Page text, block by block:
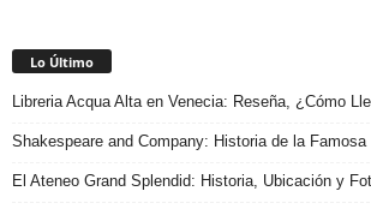
Lo Último
Libreria Acqua Alta en Venecia: Reseña, ¿Cómo
Shakespeare and Company: Historia de la
El Ateneo Grand Splendid: Historia, Ubicación y